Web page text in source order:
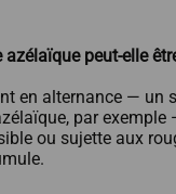
azélaïque peut-elle
en alternance — un
par
ou sujette aux